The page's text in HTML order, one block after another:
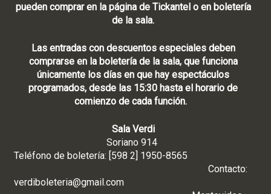
pueden comprar en la página de Tickantel o en boletería
de la sala.
Las entradas con descuentos especiales deben
comprarse en la boletería de la sala, que funciona
únicamente los días en que hay espectáculos
programados, desde las 15:30 hasta el horario de
comienzo de cada función.
Sala Verdi
Soriano 914
Teléfono de boletería: [598 2] 1950-8565
Contacto:
verdiboleteria@gmail.com